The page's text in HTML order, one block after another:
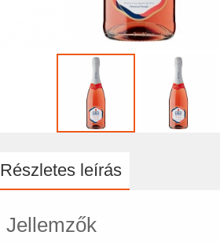
Részletes leírás
Jellemzők